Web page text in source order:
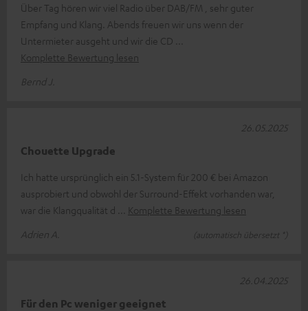
Über Tag hören wir viel Radio über DAB/FM , sehr guter
Empfang und Klang. Abends freuen wir uns wenn der
Untermieter ausgeht und wir die CD
Komplette Bewertung lesen
Bernd J.
Chouette Upgrade
Ich hatte ursprünglich ein 5.1-System für 200 € bei Amazon
ausprobiert und obwohl der Surround-Effekt vorhanden war,
war die Klangqualität d
Komplette Bewertung lesen
Adrien A.
(automatisch übersetzt *)
26.05.2025
Für den Pc weniger geeignet
26.04.2025